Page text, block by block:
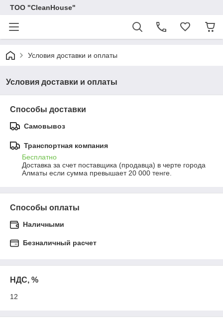
ТОО "CleanHouse"
Условия доставки и оплаты
Условия доставки и оплаты
Способы доставки
Самовывоз
Транспортная компания
Бесплатно
Доставка за счет поставщика (продавца) в черте города
Алматы если сумма превышает 20 000 тенге.
Способы оплаты
Наличными
Безналичный расчет
НДС, %
12